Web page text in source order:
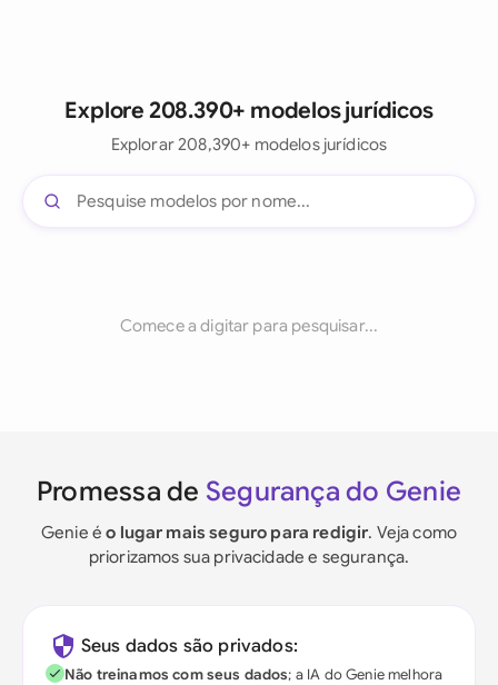
Explore 208.390+ modelos jurídicos
Explorar 208,390+ modelos jurídicos
Comece a digitar para pesquisar...
Promessa de Segurança do Genie
Genie éo lugar mais seguro para redigir. Veja como
priorizamos sua privacidade e segurança.
Seus dados são privados:
Não treinamos com seus dados; a IA do Genie melhora